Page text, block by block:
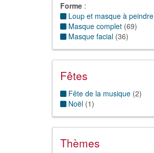
Forme :
Loup et masque à peindre
Masque complet (69)
Masque facial (36)
Fêtes
Fête de la musique (2)
Noël (1)
Thèmes